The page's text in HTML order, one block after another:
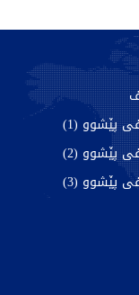
پێشوو (1)
پێشوو (2)
پێشوو (3)